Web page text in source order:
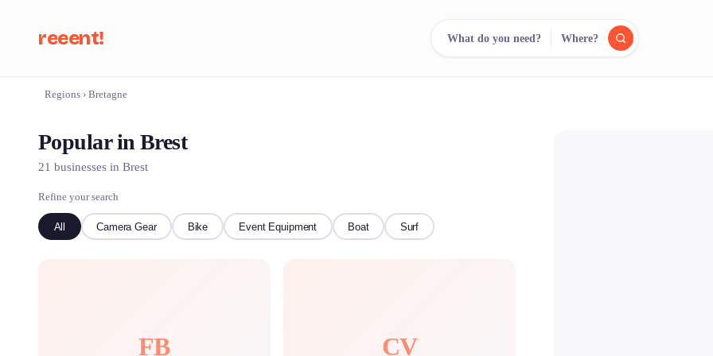
reeent! What do you need? Where?
Regions › Bretagne
Popular in Brest
21 businesses in Brest
Refine your search
All Camera Gear Bike Event Equipment Boat Surf
FB CV